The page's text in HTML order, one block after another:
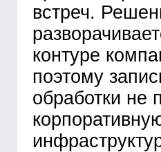
встреч.
контуре
поэтому
обработки не